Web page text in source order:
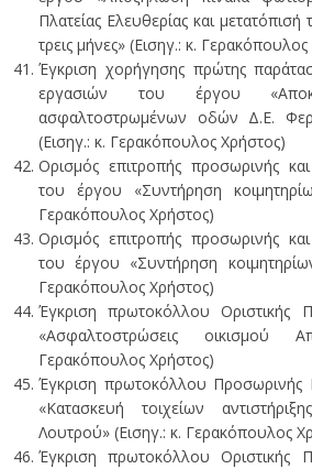
Πλατείας Ελευθερίας και
τρεις μήνες» (Εισηγ.: κ.
Έγκριση χορήγησης πρώτης
εργασιών του έργου
ασφαλτοστρωμένων οδών Δ.Ε.
(Εισηγ.: κ. Γερακόπουλος Χρήστος)
Ορισμός επιτροπής προσωρινής
του έργου «Συντήρηση
Γερακόπουλος Χρήστος)
Ορισμός επιτροπής προσωρινής
του έργου «Συντήρηση
Γερακόπουλος Χρήστος)
Έγκριση πρωτοκόλλου Οριστικής
«Ασφαλτοστρώσεις οικισμού
Γερακόπουλος Χρήστος)
Έγκριση πρωτοκόλλου
«Κατασκευή τοιχείων
Λουτρού» (Εισηγ.: κ. Γερακόπουλος
Έγκριση πρωτοκόλλου Οριστικής